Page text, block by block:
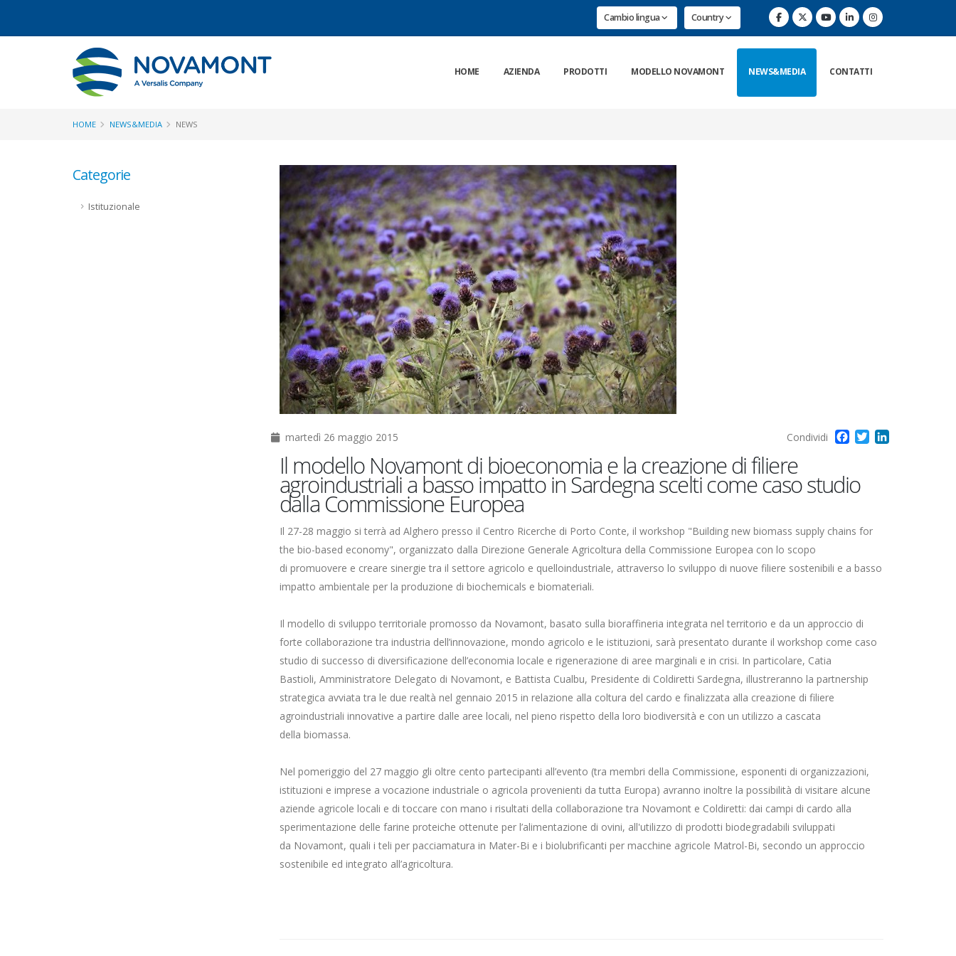
Cambio lingua Country
HOME AZIENDA PRODOTTI MODELLO NOVAMONT NEWS&MEDIA CONTATTI
HOME NEWS&MEDIA NEWS
Categorie
Istituzionale
martedì 26 maggio 2015 Facebook
Twitter
Condividi
Il modello Novamont di bioeconomia e la creazione di filiere
agroindustriali a basso impatto in Sardegna scelti come caso studio
dalla Commissione Europea
Il 27-28 maggio si terrà ad Alghero presso il Centro Ricerche di Porto Conte, il workshop "Building new biomass supply chains for
the bio-based economy", organizzato dalla Direzione Generale Agricoltura della Commissione Europea con lo scopo
di promuovere e creare sinergie tra il settore agricolo e quelloindustriale, attraverso lo sviluppo di nuove filiere sostenibili e a basso
impatto ambientale per la produzione di biochemicals e biomateriali.
Il modello di sviluppo territoriale promosso da Novamont, basato sulla bioraffineria integrata nel territorio e da un approccio di
forte collaborazione tra industria dell’innovazione, mondo agricolo e le istituzioni, sarà presentato durante il workshop come caso
studio di successo di diversificazione dell’economia locale e rigenerazione di aree marginali e in crisi. In particolare, Catia
Bastioli, Amministratore Delegato di Novamont, e Battista Cualbu, Presidente di Coldiretti Sardegna, illustreranno la partnership
strategica avviata tra le due realtà nel gennaio 2015 in relazione alla coltura del cardo e finalizzata alla creazione di filiere
agroindustriali innovative a partire dalle aree locali, nel pieno rispetto della loro biodiversità e con un utilizzo a cascata
della biomassa.
Nel pomeriggio del 27 maggio gli oltre cento partecipanti all’evento (tra membri della Commissione, esponenti di organizzazioni,
istituzioni e imprese a vocazione industriale o agricola provenienti da tutta Europa) avranno inoltre la possibilità di visitare alcune
aziende agricole locali e di toccare con mano i risultati della collaborazione tra Novamont e Coldiretti: dai campi di cardo alla
sperimentazione delle farine proteiche ottenute per l’alimentazione di ovini, all'utilizzo di prodotti biodegradabili sviluppati
da Novamont, quali i teli per pacciamatura in Mater-Bi e i biolubrificanti per macchine agricole Matrol-Bi, secondo un approccio
sostenibile ed integrato all’agricoltura.